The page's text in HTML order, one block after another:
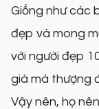
Giống như các
đẹp và mong
với người đẹp
giá mà thượng
Vậy nên, họ